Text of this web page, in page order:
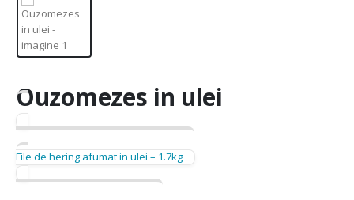
Ouzomezes in ulei
File de hering afumat in ulei – 1.7kg